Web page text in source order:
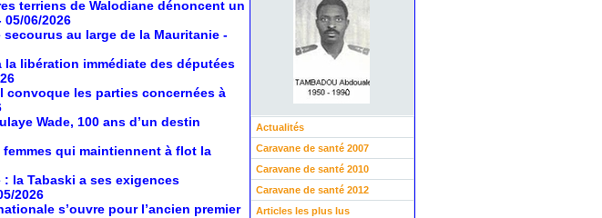
terriens de Walodiane dénoncent un
05/06/2026
au large de la Mauritanie -
la libération immédiate des députées
les parties concernées à
Wade, 100 ans d’un destin
femmes qui maintiennent à flot la
la Tabaski a ses exigences
2026
s’ouvre pour l’ancien premier
Actualités
Caravane de santé 2007
Caravane de santé 2010
Caravane de santé 2012
Articles les plus lus